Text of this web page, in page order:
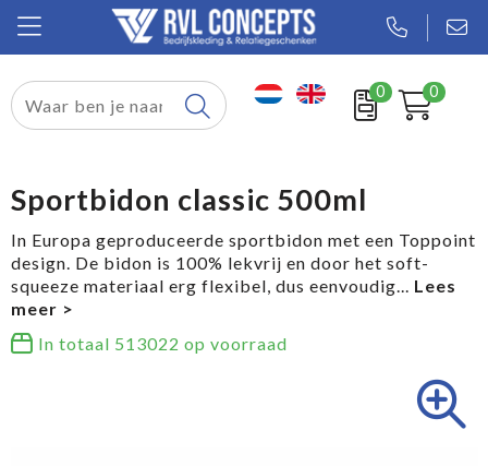
0 0
Relatiegeschenken
Tassen
Sport
Sportbidon classic 500ml
In Europa geproduceerde sportbidon met een Toppoint
design. De bidon is 100% lekvrij en door het soft-
squeeze materiaal erg flexibel, dus eenvoudig...
In totaal 513022 op voorraad